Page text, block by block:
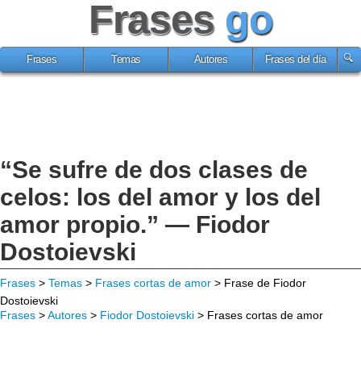
Frases go
Frases Temas Autores Frases del día
“Se sufre de dos clases de
celos: los del amor y los del
amor propio.” — Fiodor
Dostoievski
Frases > Temas > Frases cortas de amor > Frase de Fiodor
Dostoievski
Frases >Autores > Fiodor Dostoievski > Frases cortas de amor